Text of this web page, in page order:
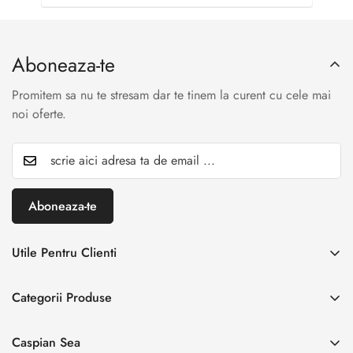
Aboneaza-te
Promitem sa nu te stresam dar te tinem la curent cu cele mai
noi oferte.
Aboneaza-te
Utile Pentru Clienti
Creaza cont
Autentificare cont
Categorii Produse
Caspian Sea